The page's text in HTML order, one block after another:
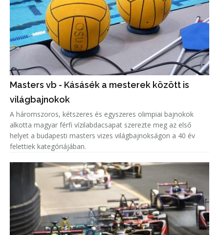
Masters vb - Kásásék a mesterek között is
világbajnokok
A háromszoros, kétszeres és egyszeres olimpiai bajnokok
alkotta magyar férfi vízilabdacsapat szerezte meg az első
helyet a budapesti masters vizes világbajnokságon a 40 év
felettiek kategóriájában.